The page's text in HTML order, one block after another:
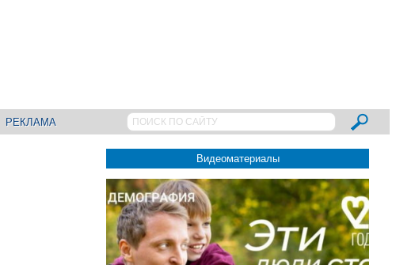
РЕКЛАМА
Видеоматериалы